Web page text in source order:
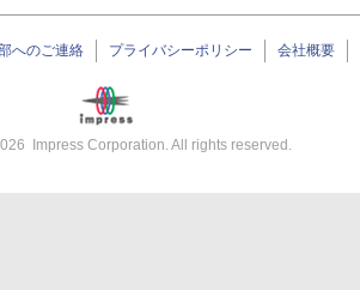
へのご連絡 プライバシーポリシー 会社概要
Impress Corporation. All rights reserved.